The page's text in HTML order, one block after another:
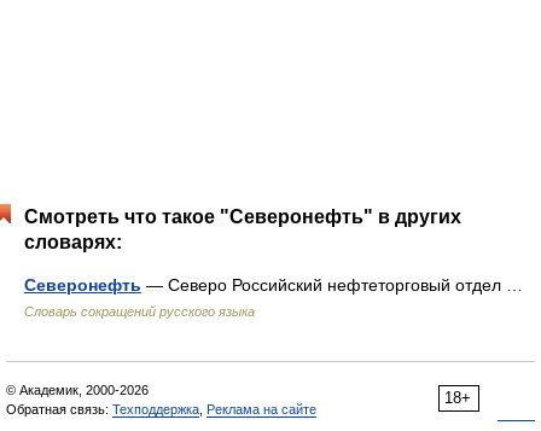
Смотреть что такое "Северонефть" в других
словарях:
Северонефть — Северо Российский нефтеторговый отдел …
Словарь сокращений русского языка
18+
© Академик, 2000-2026
Обратная связь: Техподдержка Реклама на сайте